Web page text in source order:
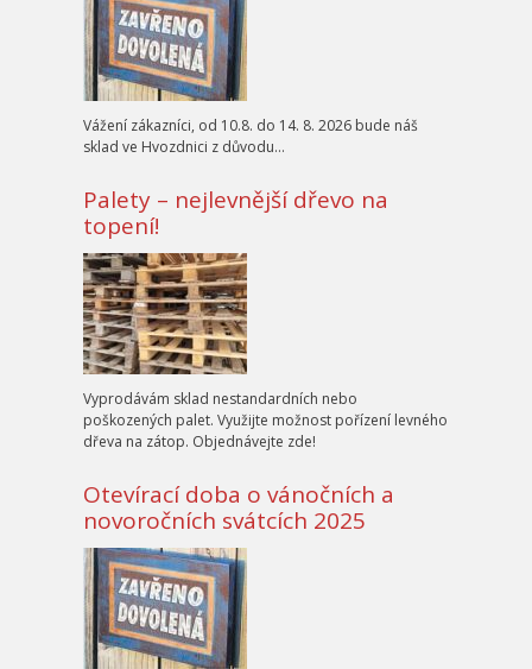
Vážení zákazníci, od 10.8. do 14. 8. 2026 bude náš
sklad ve Hvozdnici z důvodu…
Palety – nejlevnější dřevo na
topení!
Vyprodávám sklad nestandardních nebo
poškozených palet. Využijte možnost pořízení levného
dřeva na zátop. Objednávejte zde!
Otevírací doba o vánočních a
novoročních svátcích 2025